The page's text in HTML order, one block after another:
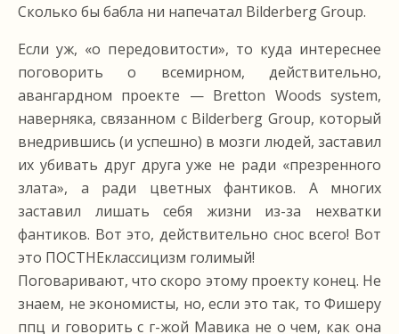
Сколько бы бабла ни напечатал Bilderberg Group.
Если уж, «о передовитости», то куда интереснее
поговорить о всемирном, действительно,
авангардном проекте — Bretton Woods system,
наверняка, связанном с Bilderberg Group, который
внедрившись (и успешно) в мозги людей, заставил
их убивать друг друга уже не ради «презренного
злата», а ради цветных фантиков. А многих
заставил лишать себя жизни из-за нехватки
фантиков. Вот это, действительно снос всего! Вот
это ПОСТНЕклассицизм голимый!
Поговаривают, что скоро этому проекту конец. Не
знаем, не экономисты, но, если это так, то Фишеру
ппц и говорить с г-жой Мавика не о чем, как она